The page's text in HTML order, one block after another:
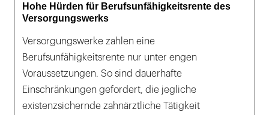
Hohe Hürden für Berufsunfähigkeitsrente des
Versorgungswerks
Versorgungswerke zahlen eine
Berufsunfähigkeitsrente nur unter engen
Voraussetzungen. So sind dauerhafte
Einschränkungen gefordert, die jegliche
existenzsichernde zahnärztliche Tätigkeit